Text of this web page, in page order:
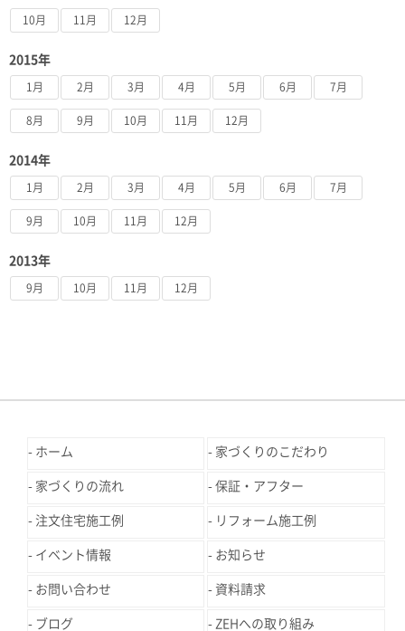
10月 11月 12月
2015年
1月 2月 3月 4月 5月 6月 7月
8月 9月 10月 11月 12月
2014年
1月 2月 3月 4月 5月 6月 7月
9月 10月 11月 12月
2013年
9月 10月 11月 12月
ホーム 家づくりのこだわり
家づくりの流れ 保証・アフター
注文住宅施工例 リフォーム施工例
イベント情報 お知らせ
お問い合わせ 資料請求
ブログ ZEHへの取り組み